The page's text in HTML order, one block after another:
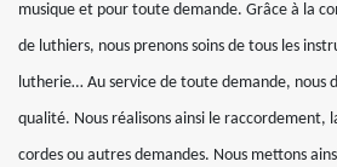
musique et pour toute demande. Grâce à la
de luthiers, nous prenons soins de tous les
lutherie… Au service de toute demande, nous
qualité. Nous réalisons ainsi le raccordement,
cordes ou autres demandes. Nous mettons